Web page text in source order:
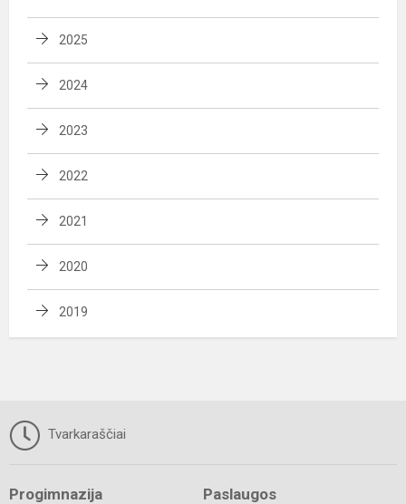
2025
2024
2023
2022
2021
2020
2019
Tvarkaraščiai
Progimnazija Paslaugos